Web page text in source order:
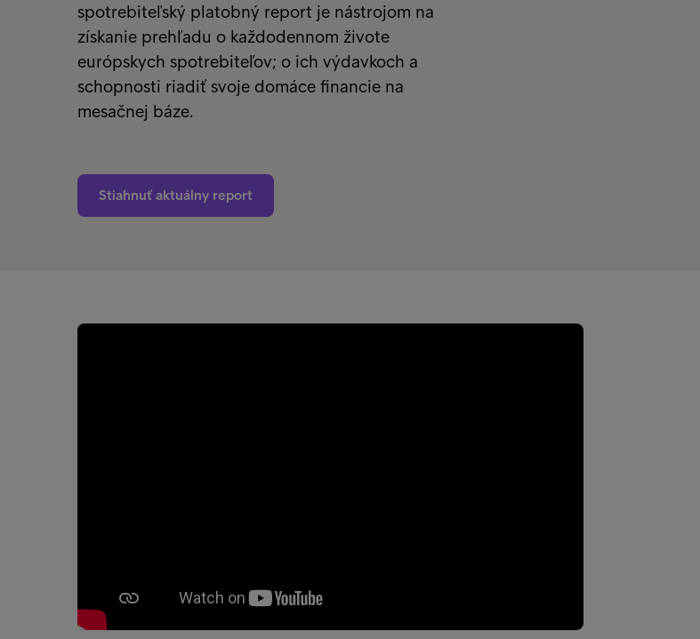
spotrebiteľský platobný report je nástrojom na
získanie prehľadu o každodennom živote
európskych spotrebiteľov; o ich výdavkoch a
schopnosti riadiť svoje domáce financie na
mesačnej báze.
Stiahnuť aktuálny report